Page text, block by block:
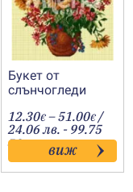
Букет от
слънчогледи
12.30€ –51.00€Price
range:
12.30€
through
51.00€
/
24.06 лв. - 99.75
лв. виж